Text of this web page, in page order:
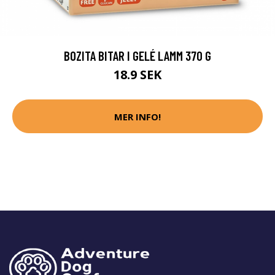
BOZITA BITAR I GELÉ LAMM 370 G
18.9 SEK
MER INFO!